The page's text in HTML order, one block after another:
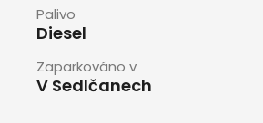
Palivo
Diesel
Zaparkováno v
V Sedlčanech